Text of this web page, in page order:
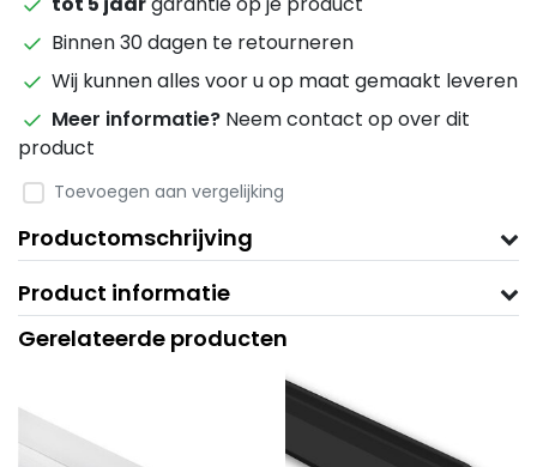
Binnen 30 dagen te retourneren
Wij kunnen alles voor u op maat gemaakt leveren
Meer informatie? Neem contact op over dit
product
Toevoegen aan vergelijking
Productomschrijving
Product informatie
Gerelateerde producten